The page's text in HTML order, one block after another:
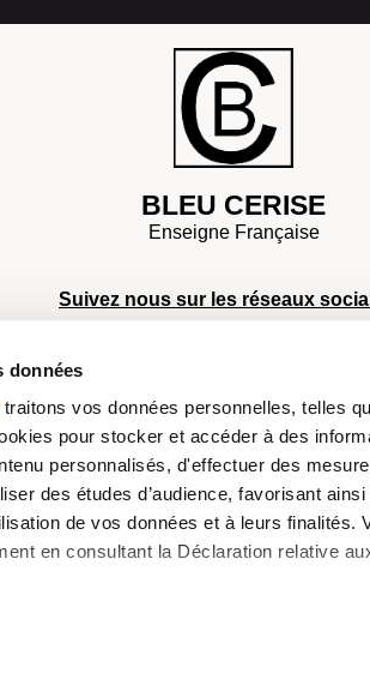
données
traitons vos données personnelles, telles
pour stocker et accéder à des
personnalisés, d'effectuer des
des études d’audience, favorisant
de vos données et à leurs finalités.
en consultant la Déclaration relative
sur votre localisation géographique qui
BLEU CERISE
Enseigne Française
Suivez nous sur les réseaux
Facebook Instagram TikTok
Moyens de paiement